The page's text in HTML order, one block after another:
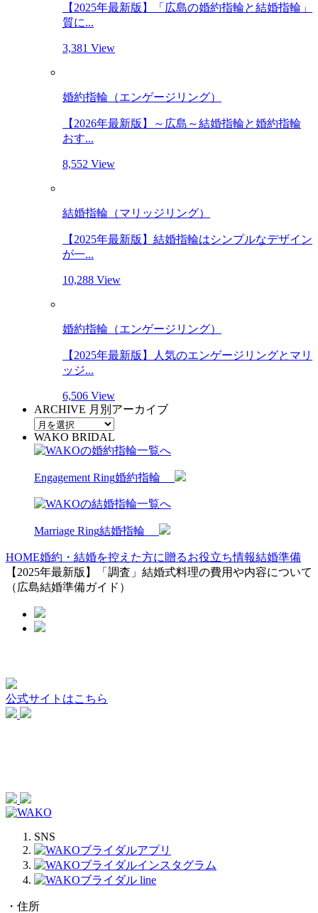
【2025年最新版】「広島の婚約指輪と結婚指輪」
質に...
3,381 View
婚約指輪（エンゲージリング）
【2026年最新版】～広島～結婚指輪と婚約指輪
おす...
8,552 View
結婚指輪（マリッジリング）
【2025年最新版】結婚指輪はシンプルなデザイン
が一...
10,288 View
婚約指輪（エンゲージリング）
【2025年最新版】人気のエンゲージリングとマリ
ッジ...
6,506 View
ARCHIVE 月別アーカイブ
WAKO BRIDAL
Engagement Ring婚約指輪
Marriage Ring結婚指輪
HOME婚約・結婚を控えた方に贈るお役立ち情報結婚準備
【2025年最新版】「調査」結婚式料理の費用や内容について
（広島結婚準備ガイド）
公式サイトはこちら
SNS
・住所